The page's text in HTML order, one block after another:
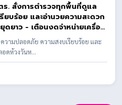
บร้อย และอำนวยความสะดวก
ยาว - เตือนงดจำหน่ายเครื่อง
วโมง
วามปลอดภัย ความสงบเรียบร้อย และ
อดห้วงวันห...